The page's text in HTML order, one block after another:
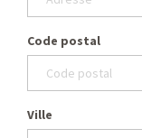
Code postal
Ville